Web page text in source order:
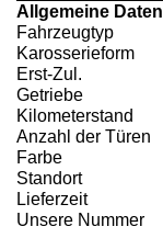
Allgemeine
Fahrzeugtyp
Karosserieform
Erst-Zul.
Getriebe
Kilometerstand
Anzahl der Türen
Farbe
Standort
Lieferzeit
Unsere Nummer